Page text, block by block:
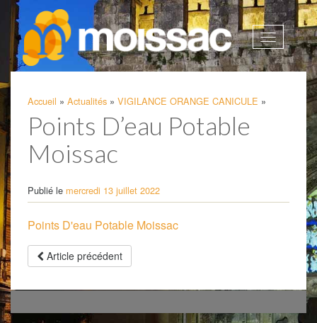
Afficher
la
Accueil » Actualités » VIGILANCE ORANGE CANICULE »
Points D’eau Potable
Moissac
Publié le mercredi 13 juillet 2022
Points D'eau Potable Moissac
Article précédent